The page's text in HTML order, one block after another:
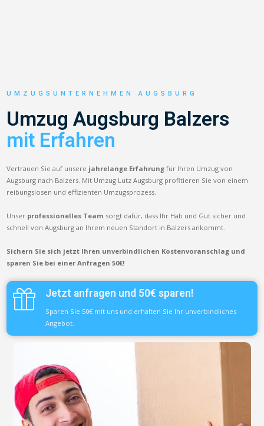
UMZUGSUNTERNEHMEN AUGSBURG
Umzug Augsburg Balzers
mit Erfahren
Vertrauen Sie auf unsere jahrelange Erfahrung für Ihren Umzug von
Augsburg nach Balzers. Mit Umzug Lutz Augsburg profitieren Sie von einem
reibungslosen und effizienten Umzugsprozess.
Unser professionelles Team sorgt dafür, dass Ihr Hab und Gut sicher und
schnell von Augsburg an Ihrem neuen Standort in Balzers ankommt.
Sichern Sie sich jetzt Ihren unverbindlichen Kostenvoranschlag und
sparen Sie bei einer Anfragen 50€!
Jetzt anfragen und 50€ sparen!
Sparen Sie 50€ mit uns und erhalten Sie Ihr unverbindliches
Angebot.